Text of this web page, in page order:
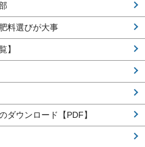
料選びが大事
】
ダウンロード【PDF】